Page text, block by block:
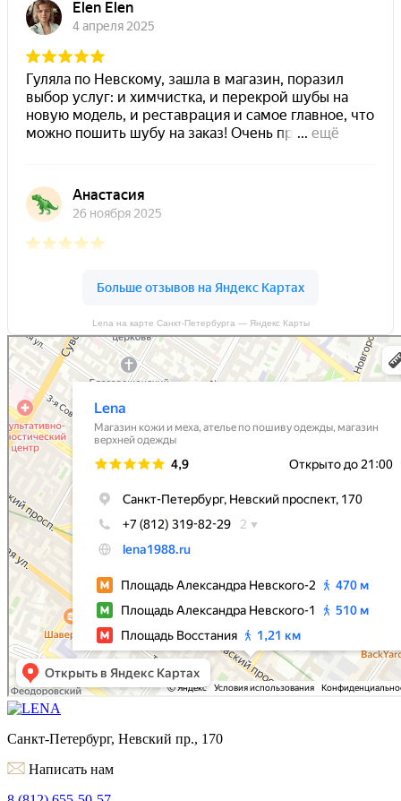
Lena на карте Санкт‑Петербурга — Яндекс Карты
Санкт-Петербург, Невский пр., 170
Написать нам